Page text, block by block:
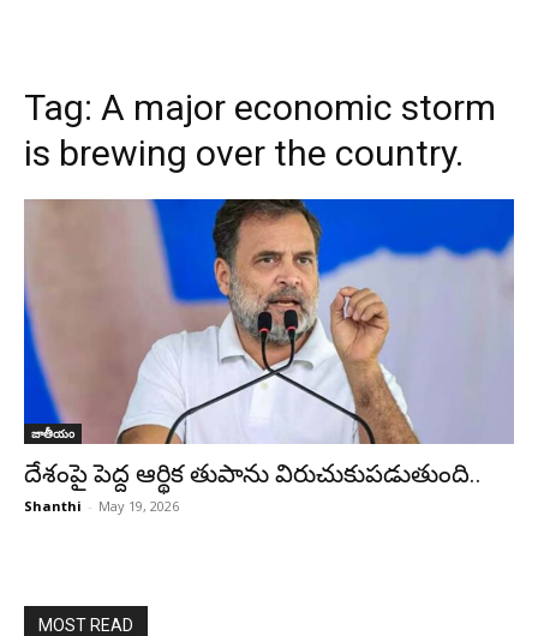
Tag: A major economic storm
is brewing over the country.
జాతీయం
దేశంపై పెద్ద ఆర్థిక తుపాను విరుచుకుపడుతుంది..
Shanthi - May 19, 2026
MOST READ